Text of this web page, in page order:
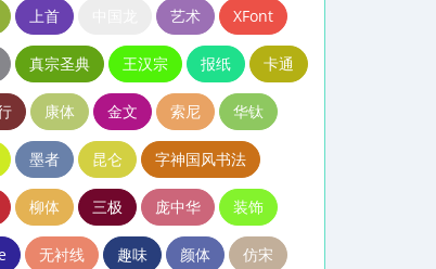
上首 艺术 XFont
真宗圣典 王汉宗 报纸 卡通
康体 金文 索尼 华钛
墨者 昆仑 字神国风书法
柳体 三极 庞中华 装饰
无衬线 趣味 颜体 仿宋